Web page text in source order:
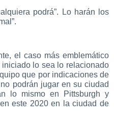
podrá”. Lo harán los
el caso más emblemático
lo sea lo relacionado
que por indicaciones de
podrán jugar en su ciudad
lo mismo en Pittsburgh y
este 2020 en la ciudad de